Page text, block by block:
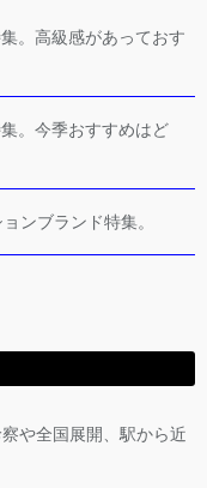
。高級感があっておす
。今季おすすめはど
ンブランド特集。
や全国展開、駅から近